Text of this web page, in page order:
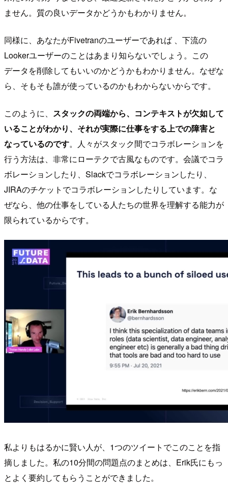
ません。質の良いデータかどうかもわかりません。
同様に、あなたがFivetranのユーザーであれば 、下流の
Lookerユーザーのことはあまり知らないでしょう。この
データを削除してもいいのかどうかもわかりません。なぜな
ら、そもそも誰が使っているのかもわからないからです。
このように、 スタックの両端から、コンテキストが欠如して
いることがわかり、それが実際に仕事をする上での障害と
なっているのです。人々がスタック間でコラボレーションを
行う方法は、非常にローテクで古風なものです。会議でコラ
ボレーションしたり、Slackでコラボレーションしたり、
JIRAのチケットでコラボレーションしたりしています。な
ぜなら、他の仕事をしている人たちの世界を理解する能力が
限られているからです。
私よりもはるかに賢い人が、1つのツイートでこのことを指
摘しました。私の10分間の問題点のまとめは、Erik氏にもっ
とよく要約してもらうことができました。